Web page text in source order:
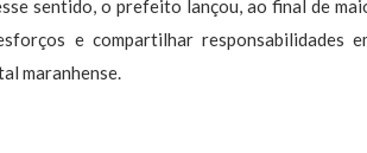
sentido, o prefeito lançou, ao final de
e compartilhar responsabilidades
maranhense.